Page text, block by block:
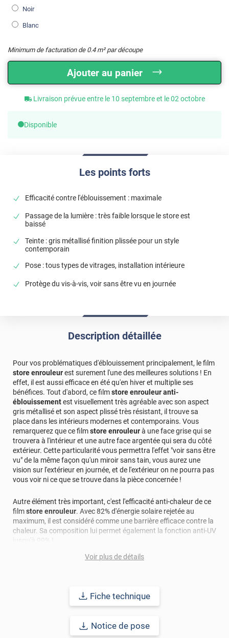
Noir
Blanc
Minimum de facturation de 0.4m² par découpe
Ajouter au panier
Livraison prévue entre le 10 septembre et le 02 octobre
Disponible
Les points forts
Efficacité contre l'éblouissement : maximale
Passage de la lumière : très faible lorsque le store est
baissé
Teinte : gris métallisé finition plissée pour un style
contemporain
Pose : tous types de vitrages, installation intérieure
Protège du vis-à-vis, voir sans être vu en journée
Description détaillée
Pour vos problématiques d'éblouissement principalement, le film
store enrouleurest surement l'une des meilleures solutions ! En
effet, il est aussi efficace en été qu'en hiver et multiplie ses
bénéfices. Tout d'abord, ce filmstore enrouleur anti-
éblouissementest visuellement très agréable avec son aspect
gris métallisé et son aspect plissé très résistant, il trouve sa
place dans les intérieurs modernes et contemporains. Vous
remarquerez que ce filmstore enrouleurà une face grise qui se
trouvera à l'intérieur et une autre face argentée qui sera du côté
extérieur. Cette particularité vous permettra l'effet "voir sans être
vu" de la même façon qu'un miroir sans tain, vous aurez une
vision sur l'extérieur en journée, et de l'extérieur on ne pourra pas
vous voir ni ce que se trouve dans la pièce concernée !
Autre élément très important, c'est l'efficacité anti-chaleur de ce
filmstore enrouleur. Avec 82% d'énergie solaire rejetée au
maximum, il est considéré comme une barrière efficace contre la
chaleur. Sa composition lui permet également la fonction anti-UV
jusqu'à 99% !
est relevé, la chaleur diurne s'échappe par la fenêtre.
- En hiver, la journée le filmstore enrouleurrelevé permet au
est baissé, il permet à la chaleur intérieur de ne pas
Voir plus de détails
Fiche technique
Notice de pose